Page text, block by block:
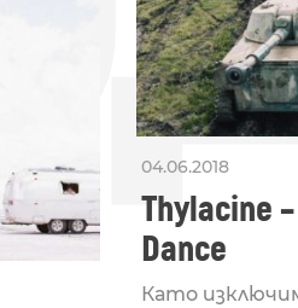
04.06.2018
Thylacine
Dance
Като